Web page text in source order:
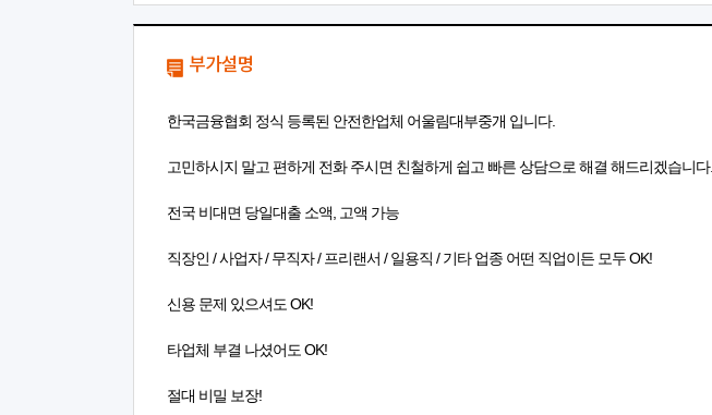
부가설명
한국금융협회 정식 등록된 안전한업체 어울림대부중개 입니다.
고민하시지 말고 편하게 전화 주시면 친철하게 쉽고 빠른 상담으로 해결 해드리겠습니다.
전국 비대면 당일대출 소액, 고액 가능
직장인 / 사업자 / 무직자 / 프리랜서 / 일용직 / 기타 업종 어떤 직업이든 모두 OK!
신용 문제 있으셔도 OK!
타업체 부결 나셨어도 OK!
절대 비밀 보장!